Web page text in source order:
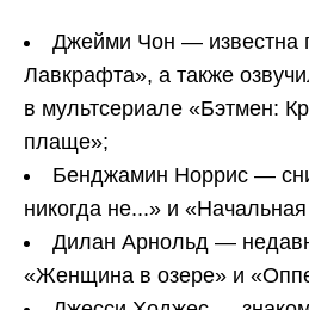
Джейми Чон — известна
Лавкрафта», а также
в мультсериале «Бэтмен:
плаще»;
Бенджамин Норрис —
никогда не...» и
Дилан Арнольд —
«Женщина в озере» и